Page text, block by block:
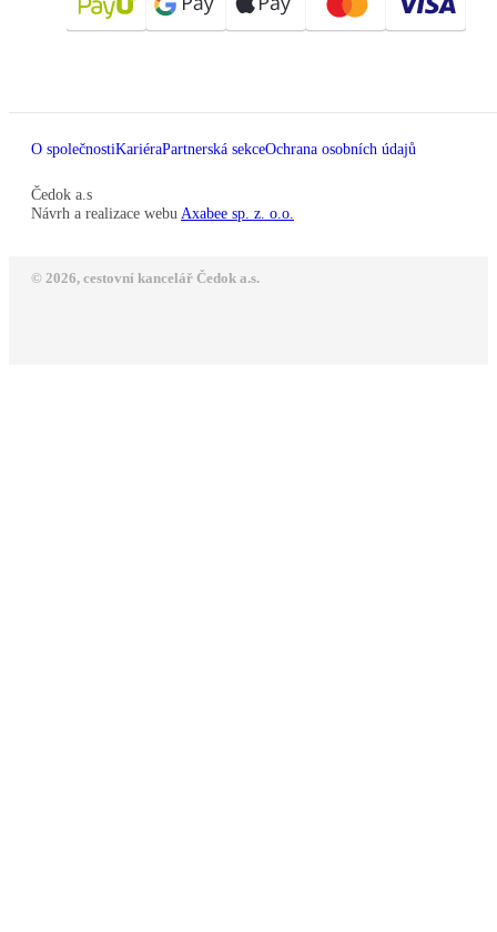
O společnostiKariéraPartnerská sekceOchrana osobních údajů
Čedok a.s
Návrh a realizace webu Axabee sp. z. o.o.
© 2026, cestovní kancelář Čedok a.s.